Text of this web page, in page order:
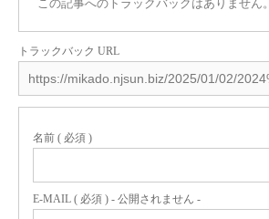
この記事へのトラックバックはありません。
トラックバック URL
名前 ( 必須 )
E-MAIL ( 必須 ) - 公開されません -